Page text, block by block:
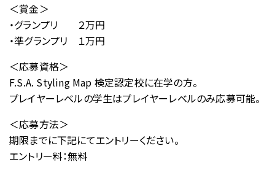
＜賞金＞
・グランプリ ２万円
・準グランプリ １万円
＜応募資格＞
F.S.A. Styling Map 検定認定校に在学の方。
プレイヤーレベルの学生はプレイヤーレベルのみ応募可能。
＜応募方法＞
期限までに下記にてエントリーください。
エントリー料：無料